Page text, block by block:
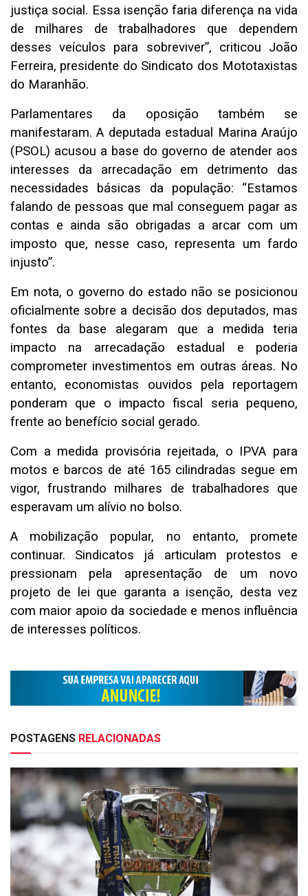
justiça social. Essa isenção faria diferença na vida
de milhares de trabalhadores que dependem
desses veículos para sobreviver”, criticou João
Ferreira, presidente do Sindicato dos Mototaxistas
do Maranhão.
Parlamentares da oposição também se
manifestaram. A deputada estadual Marina Araújo
(PSOL) acusou a base do governo de atender aos
interesses da arrecadação em detrimento das
necessidades básicas da população: “Estamos
falando de pessoas que mal conseguem pagar as
contas e ainda são obrigadas a arcar com um
imposto que, nesse caso, representa um fardo
injusto”.
Em nota, o governo do estado não se posicionou
oficialmente sobre a decisão dos deputados, mas
fontes da base alegaram que a medida teria
impacto na arrecadação estadual e poderia
comprometer investimentos em outras áreas. No
entanto, economistas ouvidos pela reportagem
ponderam que o impacto fiscal seria pequeno,
frente ao benefício social gerado.
Com a medida provisória rejeitada, o IPVA para
motos e barcos de até 165 cilindradas segue em
vigor, frustrando milhares de trabalhadores que
esperavam um alívio no bolso.
A mobilização popular, no entanto, promete
continuar. Sindicatos já articulam protestos e
pressionam pela apresentação de um novo
projeto de lei que garanta a isenção, desta vez
com maior apoio da sociedade e menos influência
de interesses políticos.
POSTAGENS RELACIONADAS